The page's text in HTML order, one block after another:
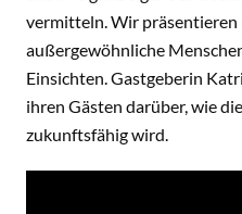
vermitteln. Wir präsentieren
außergewöhnliche
Einsichten. Gastgeberin
ihren Gästen darüber, wie
zukunftsfähig wird.